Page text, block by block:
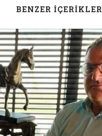
BENZER İÇERIKLER